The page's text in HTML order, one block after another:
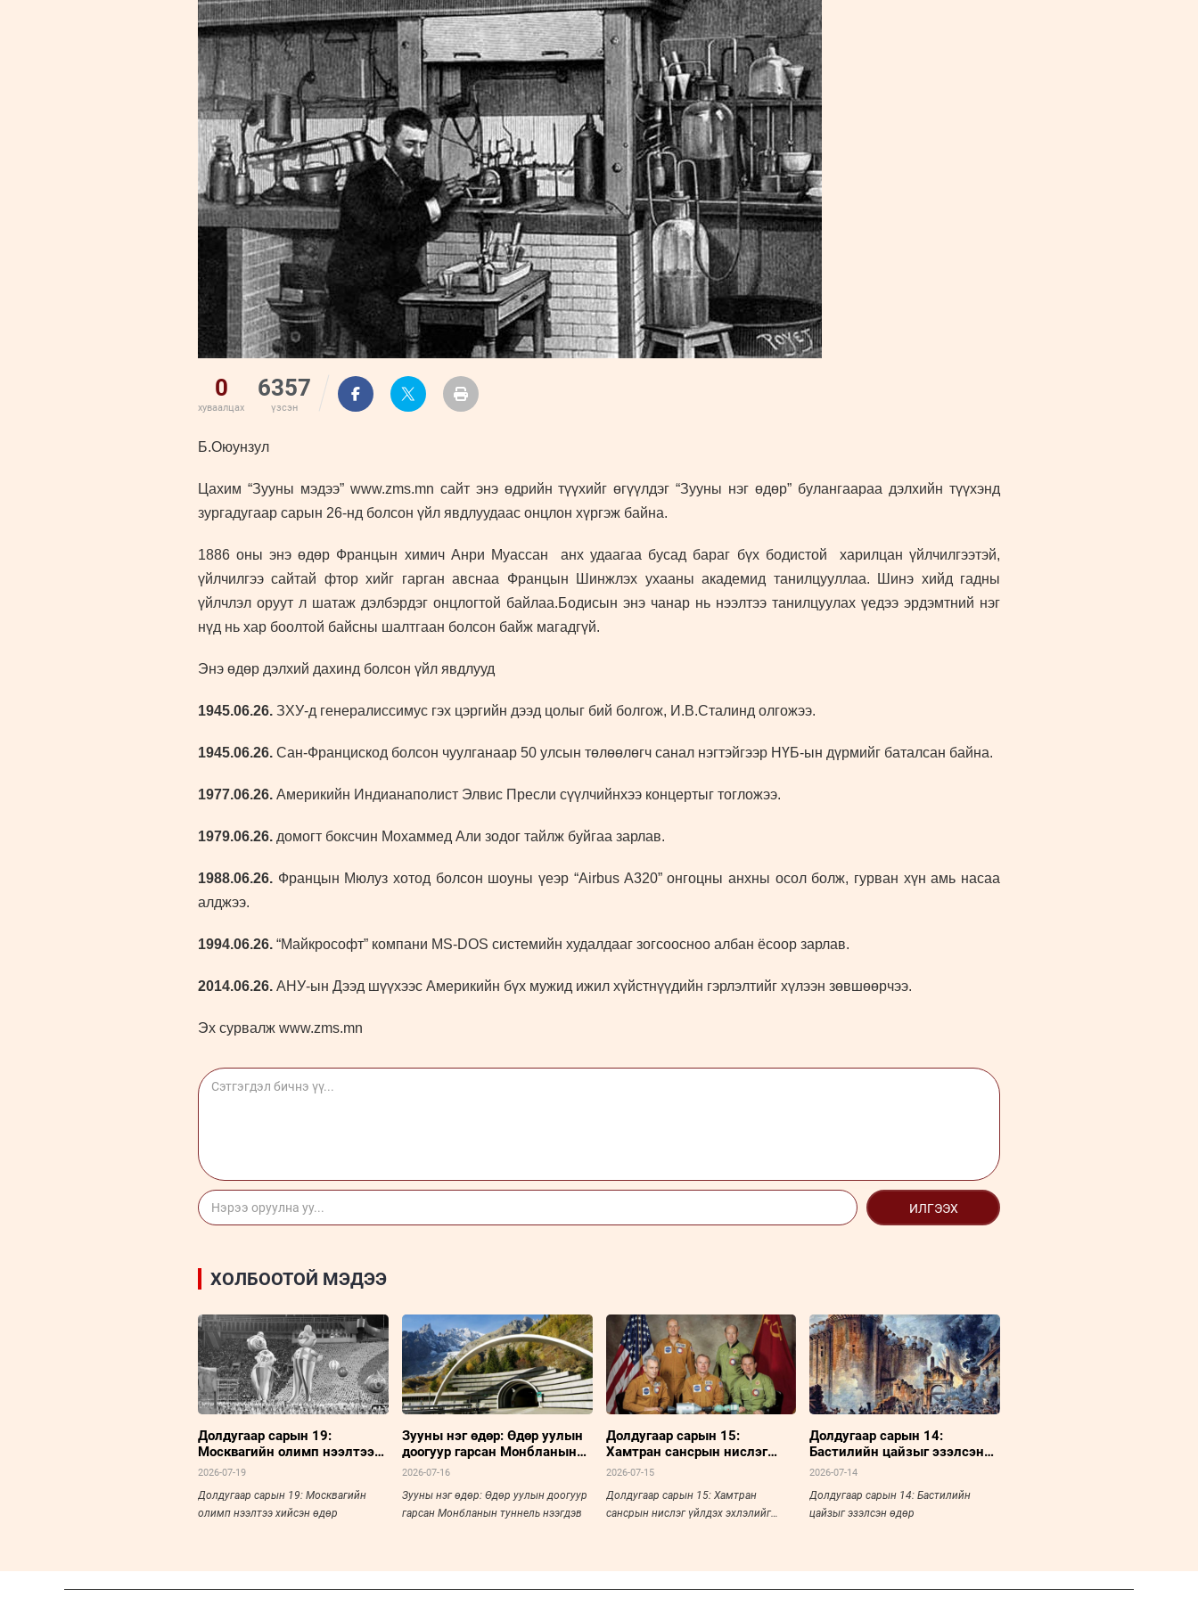
УРЛАГ
0
хуваалцах
6357
үзсэн
Б.Оюунзул
Цахим “Зууны мэдээ” www.zms.mn сайт энэ өдрийн түүхийг өгүүлдэг “Зууны нэг өдөр” булангаараа дэлхийн түүхэнд
зургадугаар сарын 26-нд болсон үйл явдлуудаас онцлон хүргэж байна.
1886оны энэ өдөр Францын химич Анри Муассан анх удаагаа бусад бараг бүх бодистой харилцан үйлчилгээтэй,
үйлчилгээ сайтай фтор хийг гарган авснаа Францын Шинжлэх ухааны академид танилцууллаа. Шинэ хийд гадны
үйлчлэл оруут л шатаж дэлбэрдэг онцлогтой байлаа.Бодисын энэ чанар нь нээлтээ танилцуулах үедээ эрдэмтний нэг
нүд нь хар боолтой байсны шалтгаан болсон байж магадгүй.
Энэ өдөр дэлхий дахинд болсон үйл явдлууд
1945.06.26. ЗХУ-д генералиссимус гэх цэргийн дээд цолыг бий болгож, И.В.Сталинд олгожээ.
1945.06.26. Сан-Францискод болсон чуулганаар 50 улсын төлөөлөгч санал нэгтэйгээр НҮБ-ын дүрмийг баталсан байна.
1977.06.26. Америкийн Индианаполист Элвис Пресли сүүлчийнхээ концертыг тогложээ.
1979.06.26. домогт боксчин Мохаммед Али зодог тайлж буйгаа зарлав.
1988.06.26. Францын Мюлуз хотод болсон шоуны үеэр “Airbus A320” онгоцны анхны осол болж, гурван хүн амь насаа
алджээ.
1994.06.26. “Майкрософт” компани MS-DOS системийн худалдааг зогсоосноо албан ёсоор зарлав.
2014.06.26. АНУ-ын Дээд шүүхээс Америкийн бүх мужид ижил хүйстнүүдийн гэрлэлтийг хүлээн зөвшөөрчээ.
Эх сурвалж www.zms.mn
ИЛГЭЭХ
ХОЛБООТОЙ МЭДЭЭ
Долдугаар сарын 19:
Москвагийн олимп нээлтээ
хийсэн өдөр
2026-07-19
Долдугаар сарын 19: Москвагийн
олимп нээлтээ хийсэн өдөр
Зууны нэг өдөр: Өдөр уулын
доогуур гарсан Монбланын
туннель нээгдэв
2026-07-16
Зууны нэг өдөр: Өдөр уулын доогуур
гарсан Монбланын туннель нээгдэв
Долдугаар сарын 15:
Хамтран сансрын нислэг
үйлдэх эхлэлийг тавьсан
2026-07-15
Долдугаар сарын 15: Хамтран
сансрын нислэг үйлдэх эхлэлийг
Долдугаар сарын 14:
Бастилийн цайзыг эзэлсэн
өдөр
2026-07-14
Долдугаар сарын 14: Бастилийн
цайзыг эзэлсэн өдөр